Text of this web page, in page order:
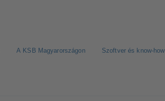
A KSB Magyarországon Szoftver és know-how